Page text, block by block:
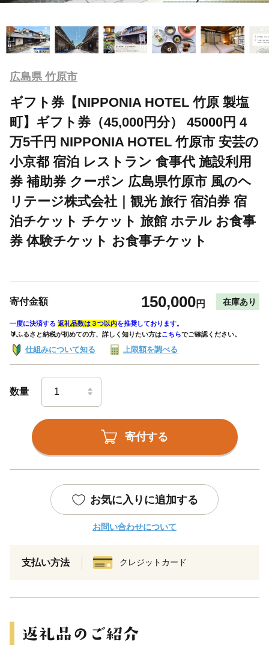
広島県 竹原市
ギフト券【NIPPONIA HOTEL 竹原 製塩
町】ギフト券（45,000円分） 45000円 4
万5千円 NIPPONIA HOTEL 竹原市 安芸の
小京都 宿泊 レストラン 食事代 施設利用
券 補助券 クーポン 広島県竹原市 風のヘ
リテージ株式会社｜観光 旅行 宿泊券 宿
泊チケット チケット 旅館 ホテル お食事
券 体験チケット お食事チケット
寄付金額 150,000円 在庫あり
一度に決済する 返礼品数は３つ以内を推奨しております。
🔰ふるさと納税が初めての方、詳しく知りたい方はこちらでご確認ください。
仕組みについて知る 上限額を調べる
数量
寄付する
お気に入りに追加する
お問い合わせについて
支払い方法 クレジットカード